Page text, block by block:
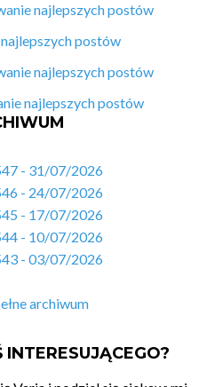
najlepszych postów
postów
najlepszych postów
najlepszych postów
- 31/07/2026
- 24/07/2026
- 17/07/2026
- 10/07/2026
- 03/07/2026
archiwum